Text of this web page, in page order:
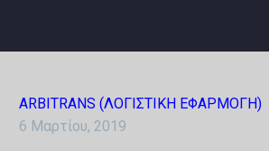
ARBITRANS (ΛΟΓΙΣΤΙΚΗ ΕΦΑΡΜΟΓΗ)
6 Μαρτίου, 2019